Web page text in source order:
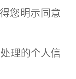
您明示同意
理的个人信